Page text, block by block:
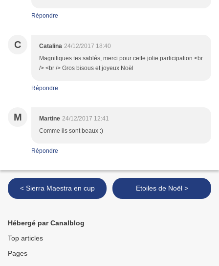
Répondre
C Catalina 24/12/2017 18:40
Magnifiques tes sablés, merci pour cette jolie participation <br
/> <br /> Gros bisous et joyeux Noël
Répondre
M Martine 24/12/2017 12:41
Comme ils sont beaux :)
Répondre
< Sierra Maestra en cup Etoiles de Noël >
Hébergé par Canalblog
Top articles
Pages